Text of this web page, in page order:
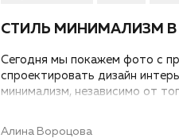
СТИЛЬ МИНИМАЛИЗМ В
Сегодня мы покажем фото с
спроектировать дизайн
минимализм, независимо от
Алина Вороцова